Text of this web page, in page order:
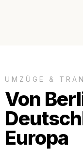
UMZÜGE &
Von
Europa